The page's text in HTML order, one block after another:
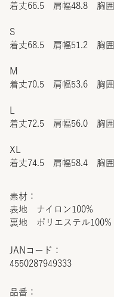
JANコード：
4550287949333
品番：
着丈66.5 肩幅48.8 胸
S
着丈68.5 肩幅51.2 胸
M
着丈70.5 肩幅53.6 胸
着丈72.5 肩幅56.0 胸
XL
着丈74.5 肩幅58.4 胸
素材：
表地 ナイロン100%
裏地 ポリエステル100%